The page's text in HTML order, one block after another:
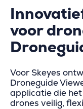
voor
Voor Skeyes
Droneguide
applicatie die
drones veilig,